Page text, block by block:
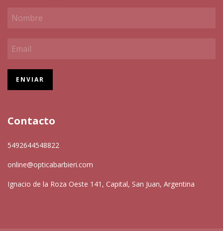
Contacto
5492644548822
online@opticabarbieri.com
Ignacio de la Roza Oeste 141, Capital, San Juan, Argentina